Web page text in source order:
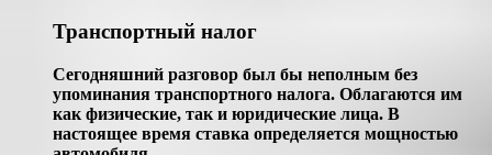
Транспортный налог
Сегодняшний разговор был бы неполным без
упоминания транспортного налога. Облагаются им
как физические, так и юридические лица. В
настоящее время ставка определяется мощностью